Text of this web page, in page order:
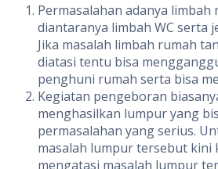
Permasalahan adanya limbah
diantaranya limbah WC serta
Jika masalah limbah rumah
diatasi tentu bisa
penghuni rumah serta bisa
Kegiatan pengeboran
menghasilkan lumpur yang
permasalahan yang serius.
masalah lumpur tersebut kini
mengatasi masalah lumpur